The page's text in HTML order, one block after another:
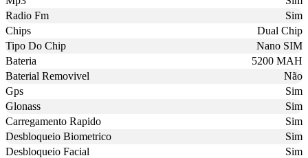
Radio Fm
Sim
Chips
Dual Chip
Tipo Do Chip
Nano SIM
Bateria
5200 MAH
Baterial Removivel
Não
Gps
Sim
Glonass
Sim
Carregamento Rapido
Sim
Desbloqueio Biometrico
Sim
Desbloqueio Facial
Sim